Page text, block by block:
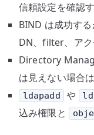
信頼設定を確認
BIND は成功す
DN、filter、アク
Directory
は見えない場合
ldapadd や
込み権限と